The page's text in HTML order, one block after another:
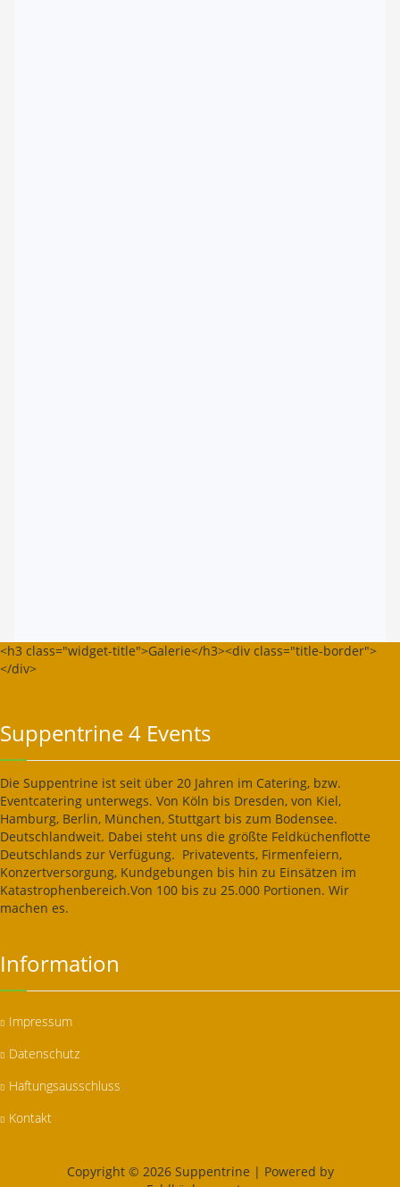
<h3 class="widget-title">Galerie</h3><div class="title-border">
</div>
Suppentrine 4 Events
Die Suppentrine ist seit über 20 Jahren im Catering, bzw.
Eventcatering unterwegs. Von Köln bis Dresden, von Kiel,
Hamburg, Berlin, München, Stuttgart bis zum Bodensee.
Deutschlandweit. Dabei steht uns die größte Feldküchenflotte
Deutschlands zur Verfügung. Privatevents, Firmenfeiern,
Konzertversorgung, Kundgebungen bis hin zu Einsätzen im
Katastrophenbereich.Von 100 bis zu 25.000 Portionen. Wir
machen es.
Information
Impressum
Datenschutz
Haftungsausschluss
Kontakt
Copyright © 2026 Suppentrine | Powered by